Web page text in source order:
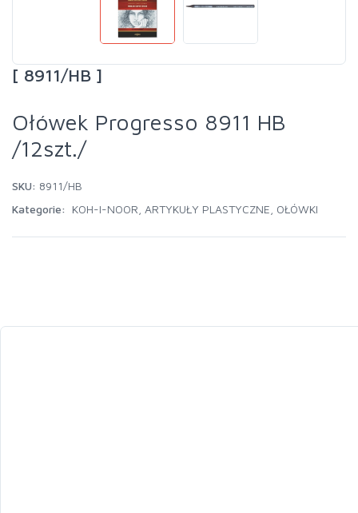
[ 8911/HB ]
Ołówek Progresso 8911 HB
/12szt./
SKU: 8911/HB
Kategorie:
KOH-I-NOOR ARTYKUŁY PLASTYCZNE OŁÓWKI